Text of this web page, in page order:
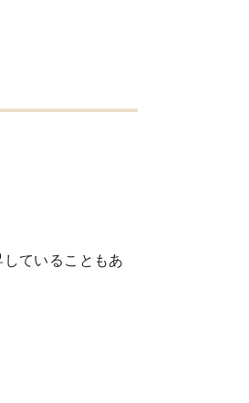
ていることもあ